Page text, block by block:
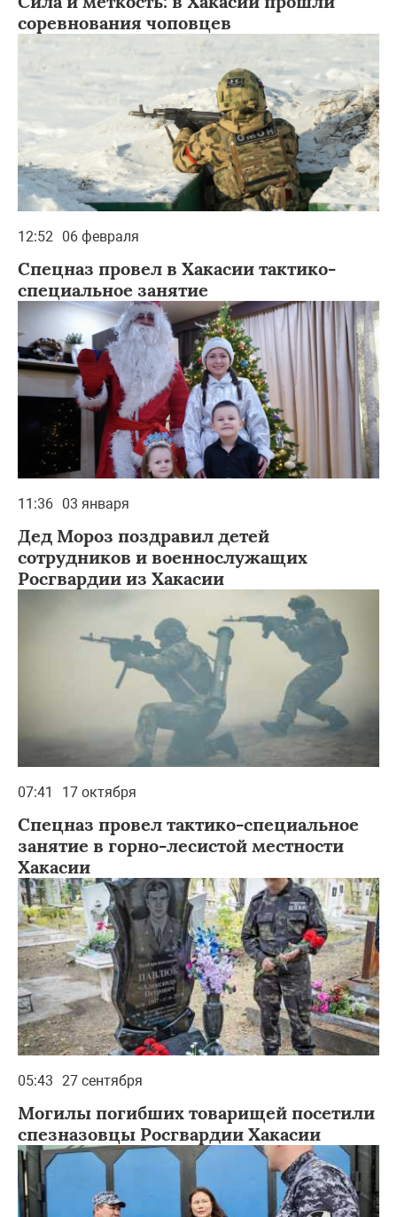
соревнования чоповцев
12:52 06 февраля
Спецназ провел в Хакасии тактико-
специальное занятие
11:36 03 января
Дед Мороз поздравил детей
сотрудников и военнослужащих
Росгвардии из Хакасии
07:41 17 октября
Спецназ провел тактико-специальное
занятие в горно-лесистой местности
Хакасии
05:43 27 сентября
Могилы погибших товарищей посетили
спезназовцы Росгвардии Хакасии